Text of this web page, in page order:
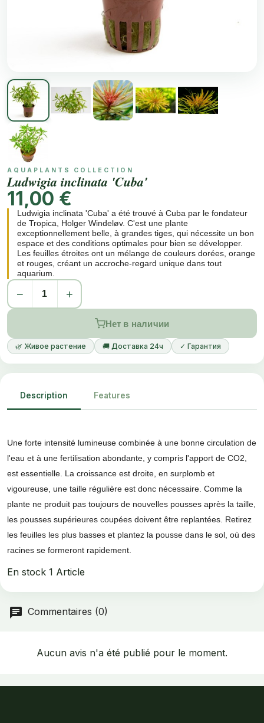
AQUAPLANTS COLLECTION
Ludwigia inclinata 'Cuba'
11,00 €
Ludwigia inclinata 'Cuba' a été trouvé à Cuba par le fondateur
de Tropica, Holger Windeløv. C'est une plante
exceptionnellement belle, à grandes tiges, qui nécessite un bon
espace et des conditions optimales pour bien se développer.
Les feuilles étroites ont un mélange de couleurs dorées, orange
et rouges, créant un accroche-regard unique dans tout
aquarium.
− +
Нет в наличии
🌿 Живое растение 🚚 Доставка 24ч ✓ Гарантия
Description Features
Une forte intensité lumineuse combinée à une bonne circulation de
l'eau et à une fertilisation abondante, y compris l'apport de CO2,
est essentielle. La croissance est droite, en surplomb et
vigoureuse, une taille régulière est donc nécessaire. Comme la
plante ne produit pas toujours de nouvelles pousses après la taille,
les pousses supérieures coupées doivent être replantées. Retirez
les feuilles les plus basses et plantez la pousse dans le sol, où des
racines se formeront rapidement.
En stock 1 Article
Commentaires (0)
Aucun avis n'a été publié pour le moment.